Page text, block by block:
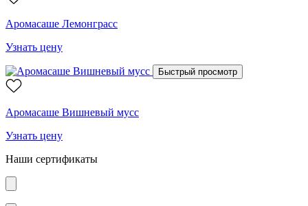
Аромасаше Лемонграсс
Узнать цену
Быстрый просмотр
Аромасаше Вишневый мусс
Узнать цену
Наши сертификаты